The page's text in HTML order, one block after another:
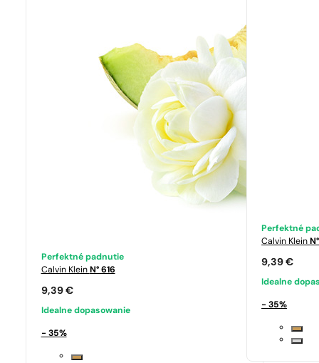
Perfektné padnutie
Calvin Klein N° 616
9,39 €
Idealne dopasowanie
- 35%
Perfektné
Calvin Klein
9,39€
Idealne
- 35%